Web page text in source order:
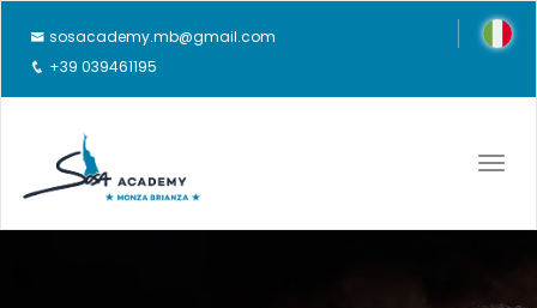
sosacademy.mb@gmail.com
+39 039461195